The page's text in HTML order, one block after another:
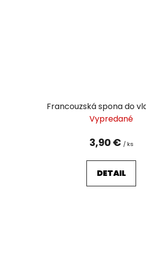
Francouzská spona do
Vypredané
3,90 € / ks
DETAIL